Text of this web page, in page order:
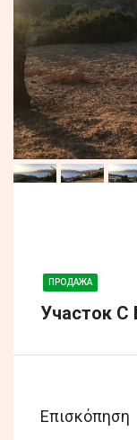
ПРОДАЖА
Участок
Επισκόπηση